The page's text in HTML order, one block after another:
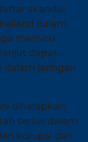
skandal
dalam
memicu
dapat
dalam jaringan
diharapkan
serius dalam
korupsi dan